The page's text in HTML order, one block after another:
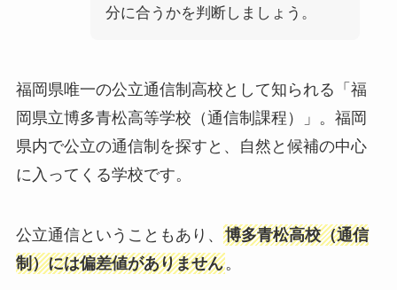
分に合うかを判断しましょう。
福岡県唯一の公立通信制高校として知られる「福
岡県立博多青松高等学校（通信制課程）」。福岡
県内で公立の通信制を探すと、自然と候補の中心
に入ってくる学校です。
公立通信ということもあり、 博多青松高校（通信
制）には偏差値がありません。